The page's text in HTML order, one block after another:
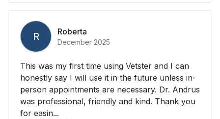
R Roberta
December 2025
This was my first time using Vetster and I can
honestly say I will use it in the future unless in-
person appointments are necessary. Dr. Andrus
was professional, friendly and kind. Thank you
for easin...